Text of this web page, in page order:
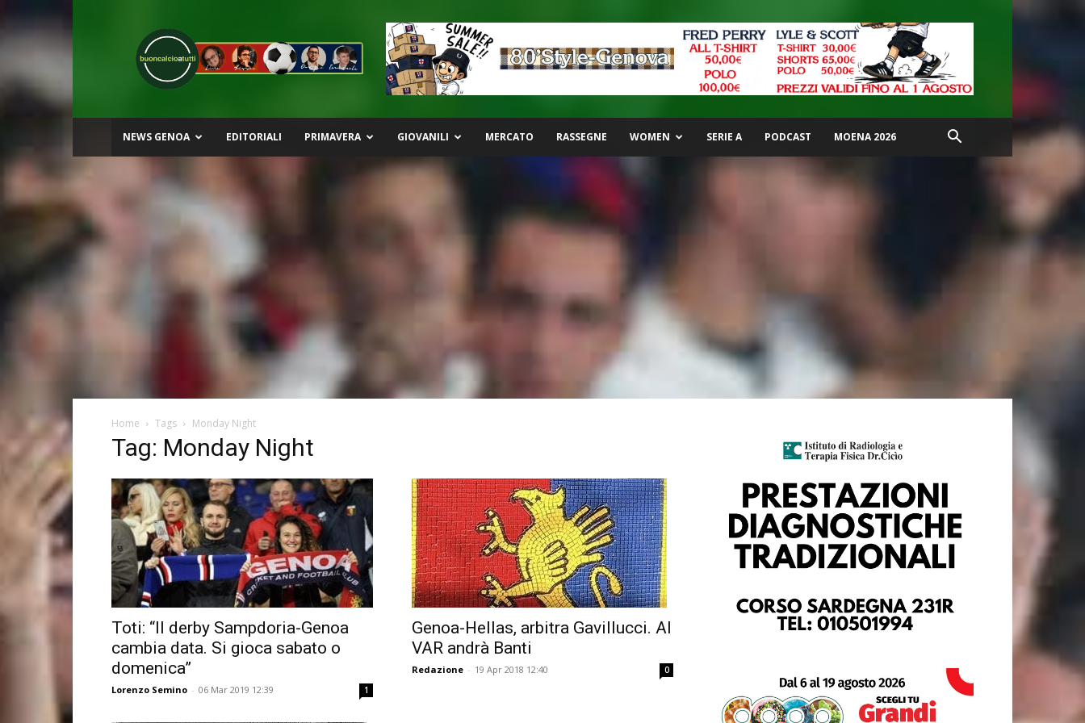
Buon
Calcio
a
Tutti
NEWS GENOA EDITORIALI PRIMAVERA GIOVANILI MERCATO RASSEGNE WOMEN SERIE A PODCAST MOENA 2026
Home Tags Monday Night
Tag: Monday Night
Toti: “Il derby Sampdoria-Genoa
cambia data. Si gioca sabato o
domenica”
Lorenzo Semino - 06 Mar 2019 12:39 1
Genoa-Hellas, arbitra Gavillucci. Al
VAR andrà Banti
Redazione - 19 Apr 2018 12:40 0